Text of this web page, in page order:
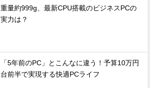
重量約999g、最新CPU搭載のビジネスPCの
実力は？
「5年前のPC」とこんなに違う！予算10万円
台前半で実現する快適PCライフ